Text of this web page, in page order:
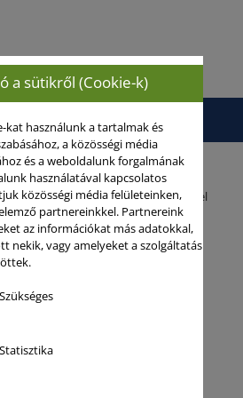
/ Hibridbúzák a termelők szemével
szemével
be a búza hibridek
tapasztalataikról.
kezdetben fokozatos
iránti érdeklődés ma már
a sütikről (Cookie-k)
használunk a tartalmak és
a közösségi média
és a weboldalunk forgalmának
használatával kapcsolatos
közösségi média felületeinken,
partnereinkkel. Partnereink
az információkat más adatokkal,
nekik, vagy amelyeket a szolgáltatás
Szükséges
Statisztika